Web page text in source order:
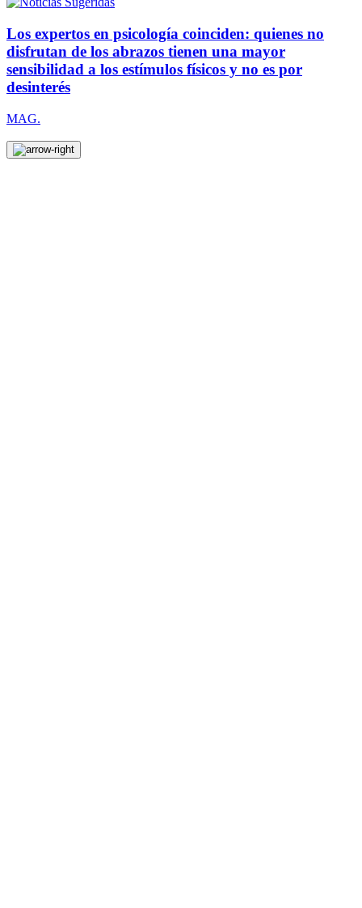
Los expertos en psicología coinciden: quienes no
disfrutan de los abrazos tienen una mayor
sensibilidad a los estímulos físicos y no es por
desinterés
MAG.